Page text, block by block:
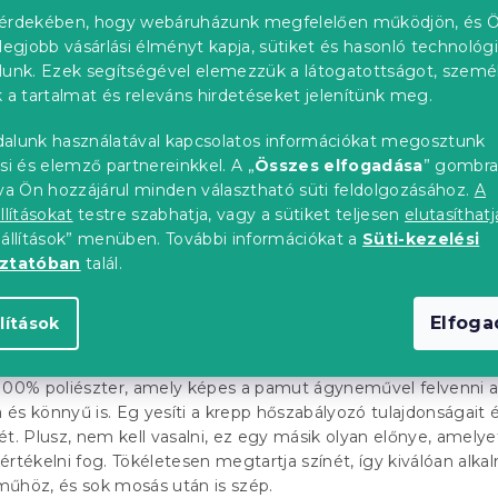
hogy webáruházunk megfelelően működjön, és
vásárlási élményt kapja, sütiket és hasonló
Ezek segítségével elemezzük a látogatottságot,
a tartalmat és releváns hirdetéseket jelenítünk meg.
használatával kapcsolatos információkat megosztunk
és elemző partnereinkkel. A „Összes elfogadása” gombra
Ön hozzájárul minden választható süti feldolgozásához. A
testre szabhatja, vagy a sütiket teljesen
menüben. További információkat a Süti-kezelési
talál.
a damaszt ágynemű a megfelelő választás. A
készül, amely kivételes kényelmet és minőséget nyújt.
biztosítja, hogy még sok mosás után is ugyanolyan jó
Tulajdonságai miatt nagyon gyakran használják
finom csíkkal díszítve, amely még jobban
tartósság
külön fejezet. Ebben az esetben szinte soha nem pamut
poliészter, amely képes a pamut ágyneművel felvenni a
könnyű is. Eg yesíti a krepp hőszabályozó tulajdonságait
Plusz, nem kell vasalni, ez egy másik olyan előnye,
fog. Tökéletesen megtartja színét, így kiválóan
és sok mosás után is szép.